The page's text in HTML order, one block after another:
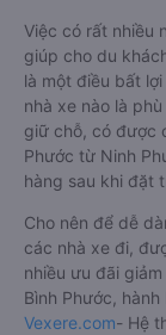
Việc có rất nhiều
giúp cho du
là một điều bất
nhà xe nào là
giữ chỗ, có được
Phước từ Ninh
hàng sau khi đặt
Cho nên để dễ
các nhà xe đi,
nhiều ưu đãi
Bình Phước,
Vexere.com- Hệ